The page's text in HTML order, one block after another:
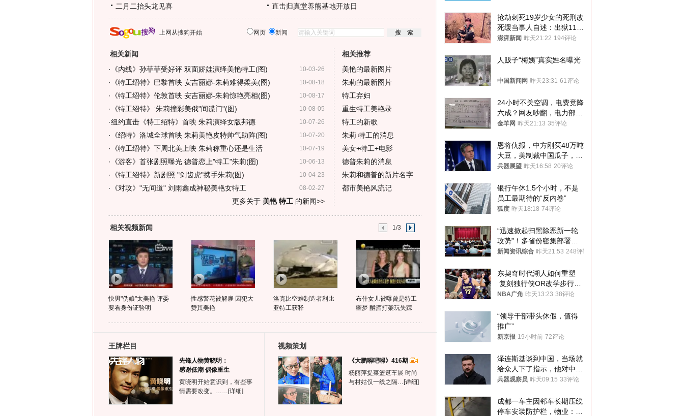
二月二抬头龙见喜 直击归真堂养熊基地开放日
上网从搜狗开始 网页 新闻
相关新闻
10-03-26
· 《内线》孙菲菲受好评 双面娇娃演绎美艳特工(图)
10-08-18
· 《特工绍特》巴黎首映 安吉丽娜-朱莉难得柔美(图)
10-08-17
· 《特工绍特》伦敦首映 安吉丽娜-朱莉惊艳亮相(图)
10-08-05
· 《特工绍特》:朱莉撞彩美俄"间谍门"(图)
10-07-26
·纽约直击《特工绍特》首映 朱莉演绎女版邦德
10-07-20
· 《绍特》洛城全球首映 朱莉美艳皮特帅气助阵(图)
10-07-19
· 《特工绍特》下周北美上映 朱莉称重心还是生活
10-06-13
· 《游客》首张剧照曝光 德普恋上"特工"朱莉(图)
10-04-23
· 《特工绍特》新剧照 "剑齿虎"携手朱莉(图)
08-02-27
· 《对攻》"无间道" 刘雨鑫成神秘美艳女特工
更多关于 美艳 特工的新闻>>
相关推荐
美艳的最新图片
朱莉的最新图片
特工弃妇
重生特工美艳录
特工的新歌
朱莉 特工的消息
美女+特工+电影
德普朱莉的消息
朱莉和德普的新片名字
都市美艳风流记
相关视频新闻 1/3
快男"伪娘"太美艳 评委
要看身份证验明
性感警花被解雇 囚犯大
赞其美艳
洛克比空难制造者利比
亚特工获释
布什女儿被曝曾是特工
噩梦 酗酒打架玩失踪
王牌栏目
先锋人物黄晓明：
感谢低潮 偶像重生
黄晓明开始意识到，有些事
情需要改变。…… [详细]
视频策划
《大鹏嘚吧嘚》416期
杨丽萍提菜篮逛车展 时尚
与村姑仅一线之隔… [详细]
抢劫刺死19岁少女的死刑改
死缓当事人自述：出狱11年
间始终刻意躲避被害人家属
澎湃新闻 昨天21:22 194评论
人贩子“梅姨”真实姓名曝光
中国新闻网 昨天23:31 61评论
24小时不关空调，电费竟降
六成？网友吵翻，电力部门
回应→
金羊网 昨天21:13 35评论
恩将仇报，中方刚买48万吨
大豆，美制裁中国瓜子，布
林肯措辞变了
兵器展望 昨天16:58 20评论
银行午休1.5个小时，不是
员工最期待的“反内卷”
狐度 昨天18:18 74评论
“迅速掀起扫黑除恶新一轮
攻势”！多省份密集部署，
公布举报方式
新闻资讯综合 昨天21:53 248评论
东契奇时代湖人如何重塑
复刻独行侠OR改学步行
者？
NBA广角 昨天13:23 38评论
“领导干部带头休假，值得
推广”
新京报 19小时前 72评论
泽连斯基谈到中国，当场就
给众人下了指示，他对中国
和中乌关系，显然又有了新
兵器观察员 昨天09:15 33评论
成都一车主因邻车长期压线
停车安装防护栏，物业：不